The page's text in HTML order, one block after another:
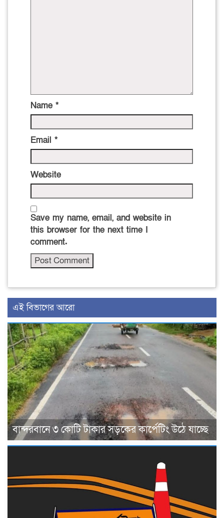
Name *
Email *
Website
Save my name, email, and website in
this browser for the next time I
comment.
এই বিভাগের আরো
বান্দরবানে ৩ কোটি টাকার সড়কের কার্পেটিং উঠে যাচ্ছে